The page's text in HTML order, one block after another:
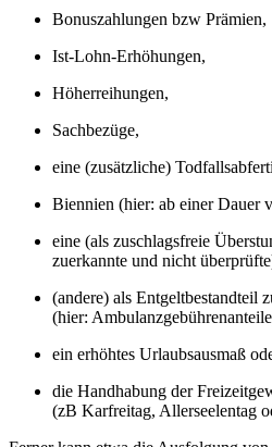
Bonuszahlungen bzw Prämien,
Ist-Lohn-Erhöhungen,
Höherreihungen,
Sachbezüge,
eine (zusätzliche)
Biennien (hier: ab einer Dauer
eine (als zuschlagsfreie
zuerkannte und nicht
(andere) als Entgeltbestandteil
(hier:
ein erhöhtes Urlaubsausmaß
die Handhabung der
(zB Karfreitag, Allerseelentag